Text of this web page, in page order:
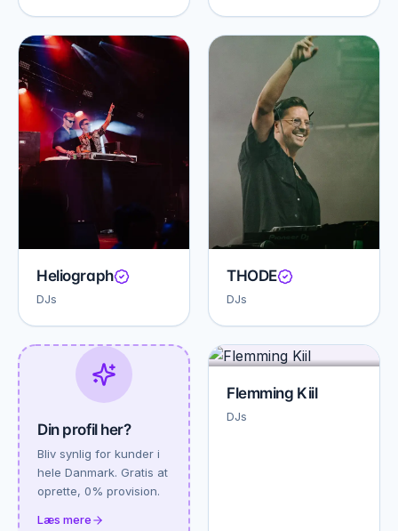
Heliograph
DJs
THODE
DJs
Din profil her?
Bliv synlig for kunder i
hele Danmark. Gratis at
oprette, 0% provision.
Læs mere
Flemming Kiil
DJs